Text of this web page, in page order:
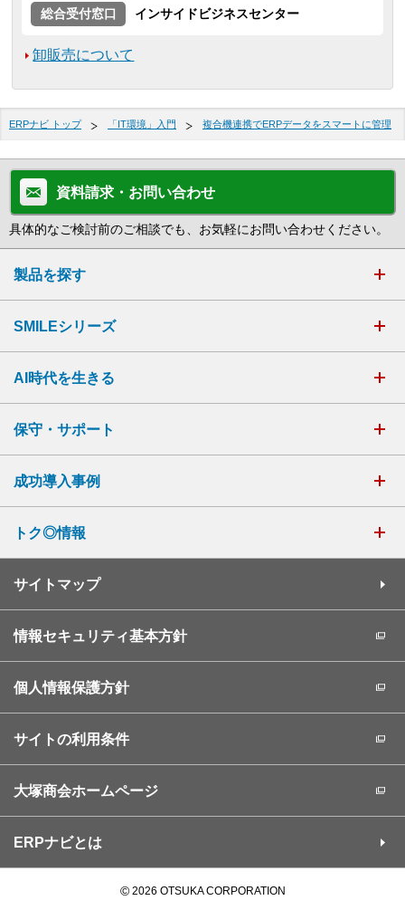
総合受付窓口
インサイドビジネスセンター
卸販売について
ERPナビ トップ 「IT環境」入門 複合機連携でERPデータをスマートに管理
資料請求・お問い合わせ
具体的なご検討前のご相談でも、お気軽にお問い合わせください。
製品を探す
SMILEシリーズ
AI時代を生きる
保守・サポート
成功導入事例
トク◎情報
サイトマップ
情報セキュリティ基本方針
個人情報保護方針
サイトの利用条件
大塚商会ホームページ
ERPナビとは
©2026 OTSUKA CORPORATION